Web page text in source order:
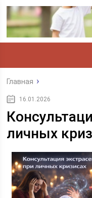
Главная
16.01.2026
личных